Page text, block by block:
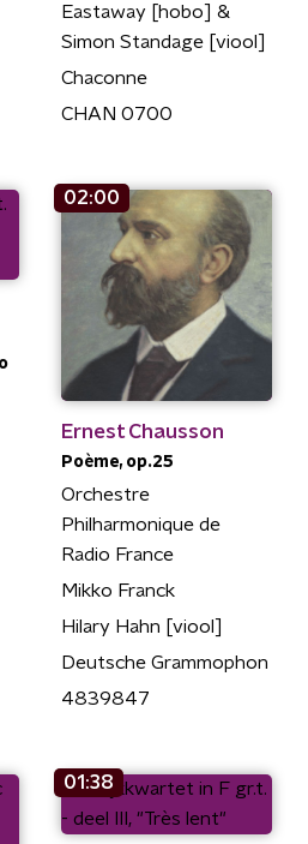
Eastaway [hobo] &
Simon Standage [viool]
Chaconne
CHAN 0700
02:00
Ernest Chausson
Poème, op.25
Orchestre
Philharmonique de
Radio France
Mikko Franck
Hilary Hahn [viool]
Deutsche Grammophon
4839847
01:38